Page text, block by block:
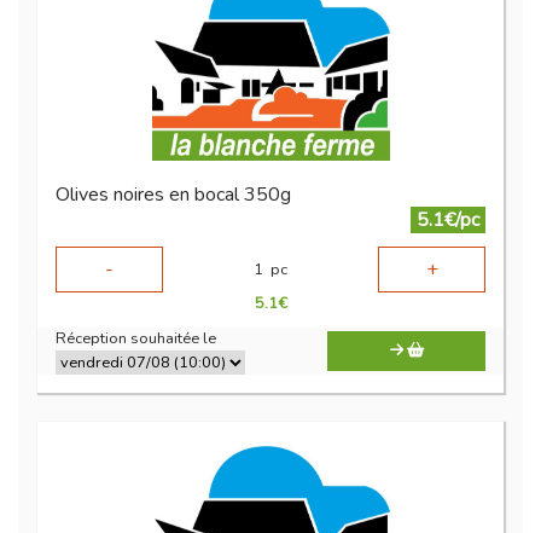
Olives noires en bocal 350g
5.1€/pc
-
1 pc +
5.1€
Réception souhaitée le